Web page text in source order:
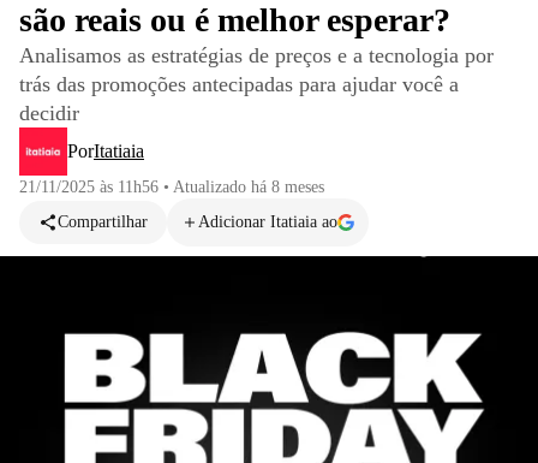
são reais ou é melhor esperar?
Analisamos as estratégias de preços e a tecnologia por
trás das promoções antecipadas para ajudar você a
decidir
PorItatiaia
21/11/2025 às 11h56 • Atualizado há 8 meses
Compartilhar
Adicionar Itatiaia ao